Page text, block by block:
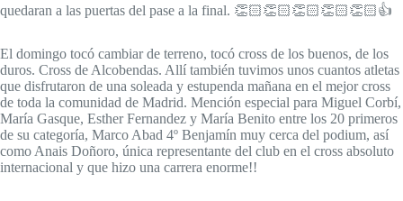
quedaran a las puertas del pase a la final. 👏🏻👏🏻👏🏻👏🏻👏🏻👍
El domingo tocó cambiar de terreno, tocó cross de los buenos, de los
duros. Cross de Alcobendas. Allí también tuvimos unos cuantos atletas
que disfrutaron de una soleada y estupenda mañana en el mejor cross
de toda la comunidad de Madrid. Mención especial para Miguel Corbí,
María Gasque, Esther Fernandez y María Benito entre los 20 primeros
de su categoría, Marco Abad 4º Benjamín muy cerca del podium, así
como Anais Doñoro, única representante del club en el cross absoluto
internacional y que hizo una carrera enorme!!